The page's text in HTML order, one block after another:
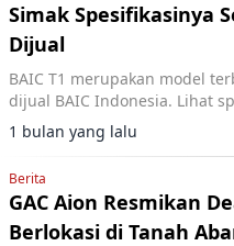
Simak Spesifikasinya
Dijual
BAIC T1 merupakan model
dijual BAIC Indonesia. Lihat
1 bulan yang lalu
Berita
GAC Aion Resmikan
Berlokasi di Tanah